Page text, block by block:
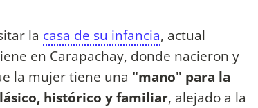
la casa de su infancia, actual
en Carapachay, donde nacieron y
la mujer tiene una "mano" para la
histórico y familiar, alejado a la